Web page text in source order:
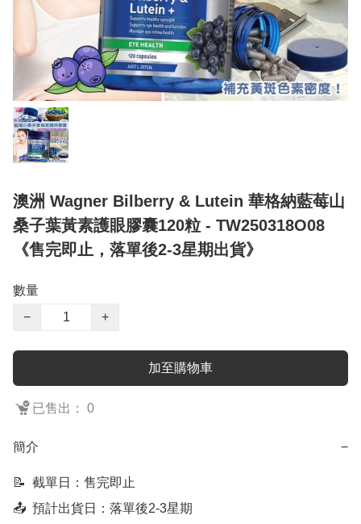
澳洲 Wagner Bilberry & Lutein 華格納藍莓山
桑子葉黃素護眼膠囊120粒 - TW250318O08
《售完即止，落單後2-3星期出貨》
數量
−
+
加至購物車
已售出： 0
簡介 −
📝  截單日：售完即止
📤  預計出貨日：落單後2-3星期